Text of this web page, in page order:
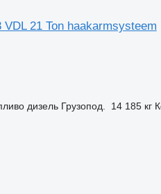
21 Ton haakarmsysteem
дизель Грузопод. 14 185 кг